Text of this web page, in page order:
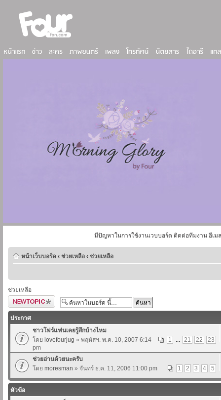
มีปัญหาในการใช้งานเวบบอร์ด ติดต่อทีมงาน อีเม
หน้าเว็บบอร์ด ‹ ช่วยเหลือ ‹ ช่วยเหลือ
ช่วยเหลือ
ตั้งกระทู้ใหม่
ประกาศ
ชาวโฟร์แฟนเคยรู้สึกบ้างไหม
1
... 21 22 23
โดย lovefourjug » พฤหัสฯ. พ.ค. 10, 2007 6:14
pm
ช่วยอ่านด้วยนะครับ
1
2 3 4 5
โดย moresman » จันทร์ ธ.ค. 11, 2006 11:00 pm
หัวข้อ